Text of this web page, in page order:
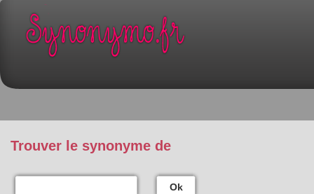
Trouver le synonyme de
Ok